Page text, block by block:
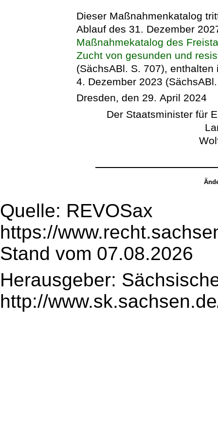
Dieser Maßnahmenkatalog
Ablauf des 31. Dezember
Maßnahmekatalog des
Zucht von gesunden und
(SächsABl. S. 707),
4. Dezember 2023
Dresden, den 29. April 2024
Der Staatsminister für
Quelle: REVOSax
https://
Stand vom 07.08.2026
Herausgeber:
http://